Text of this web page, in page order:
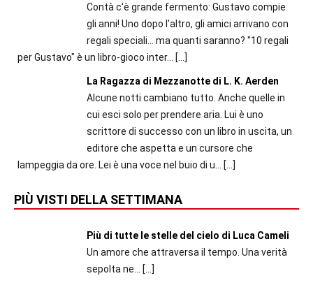
Contà c'è grande fermento: Gustavo compie
gli anni! Uno dopo l'altro, gli amici arrivano con
regali speciali... ma quanti saranno? "10 regali
per Gustavo" è un libro-gioco inter...
[…]
La Ragazza di Mezzanotte di L. K. Aerden
Alcune notti cambiano tutto. Anche quelle in
cui esci solo per prendere aria. Lui è uno
scrittore di successo con un libro in uscita, un
editore che aspetta e un cursore che
lampeggia da ore. Lei è una voce nel buio di u...
[…]
PIÙ VISTI DELLA SETTIMANA
Più di tutte le stelle del cielo di Luca Cameli
Un amore che attraversa il tempo. Una verità
sepolta ne...
[…]